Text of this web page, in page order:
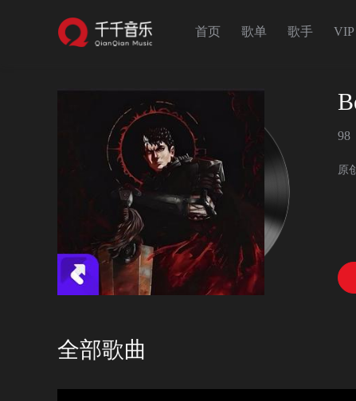
首页 歌单 歌手 VIP
98
原
全部歌曲